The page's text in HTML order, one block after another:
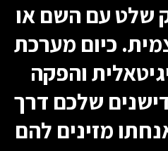
שלט עם השם או
כיום מערכת
והפקה
שלכם דרך
מזינים להם